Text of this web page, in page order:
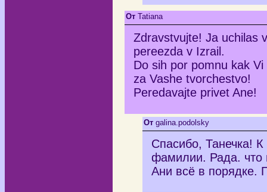
От Tatiana
Zdravstvujte! Ja uchilas
pereezda v Izrail.
Do sih por pomnu kak
za Vashe tvorchestvo!
Peredavajte privet Ane!
От galina.podolsky
Спасибо, Танечка!
фамилии. Рада. что
Ани всё в порядке.